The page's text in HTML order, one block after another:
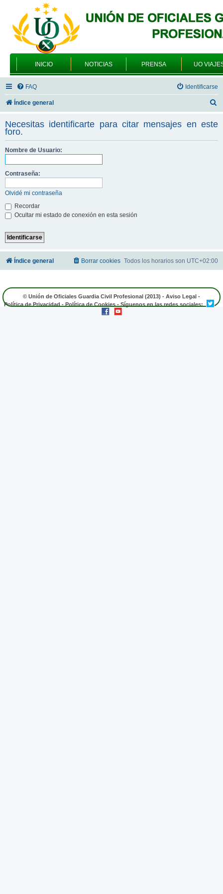
INICIO NOTICIAS PRENSA UO
FAQ Identificarse
Índice general
c
Necesitas identificarte para citar mensajes en este
foro.
Nombre de Usuario:
Contraseña:
Olvidé mi contraseña
Recordar
Ocultar mi estado de conexión en esta sesión
Índice general Todos los horarios son UTC+02:00
Borrar cookies
© Unión de Oficiales Guardia Civil Profesional (2013) - Aviso Legal -
Política de Privacidad - Política de Cookies - Síguenos en las redes sociales: